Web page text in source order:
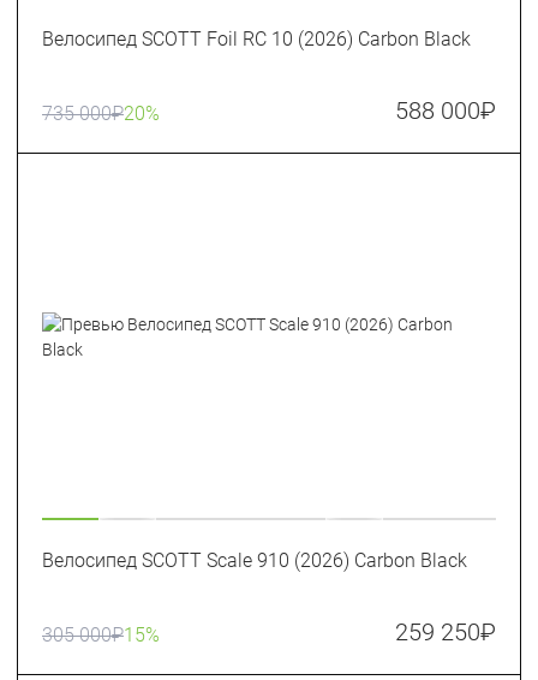
Велосипед SCOTT Foil RC 10 (2026) Carbon Black
735 000₽20% 588 000₽
Велосипед SCOTT Scale 910 (2026) Carbon Black
305 000₽15% 259 250₽